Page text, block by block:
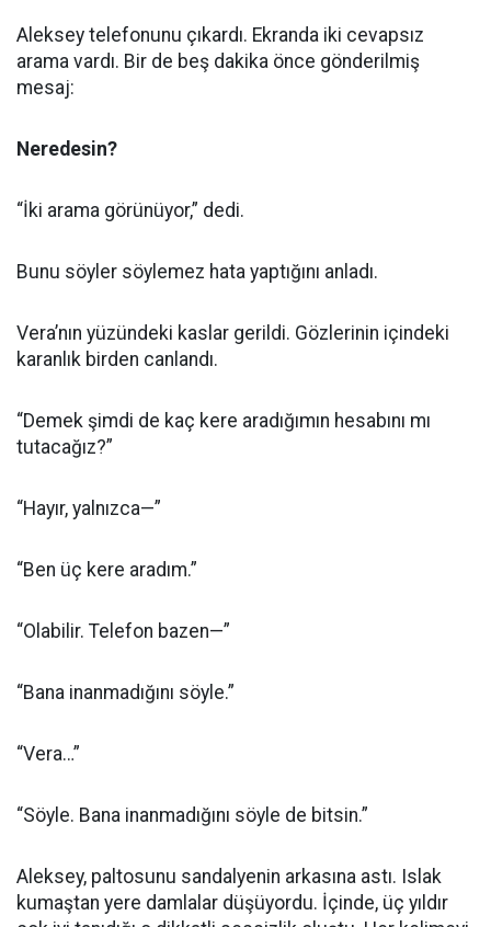
Aleksey telefonunu çıkardı. Ekranda iki cevapsız
arama vardı. Bir de beş dakika önce gönderilmiş
mesaj:
Neredesin?
“İki arama görünüyor,” dedi.
Bunu söyler söylemez hata yaptığını anladı.
Vera’nın yüzündeki kaslar gerildi. Gözlerinin içindeki
karanlık birden canlandı.
“Demek şimdi de kaç kere aradığımın hesabını mı
tutacağız?”
“Hayır, yalnızca—”
“Ben üç kere aradım.”
“Olabilir. Telefon bazen—”
“Bana inanmadığını söyle.”
“Vera…”
“Söyle. Bana inanmadığını söyle de bitsin.”
Aleksey, paltosunu sandalyenin arkasına astı. Islak
kumaştan yere damlalar düşüyordu. İçinde, üç yıldır